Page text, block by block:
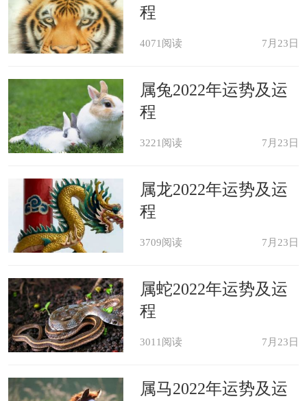
程
4071阅读 7月23日
属兔2022年运势及运
程
3221阅读 7月23日
属龙2022年运势及运
程
3709阅读 7月23日
属蛇2022年运势及运
程
3011阅读 7月23日
属马2022年运势及运